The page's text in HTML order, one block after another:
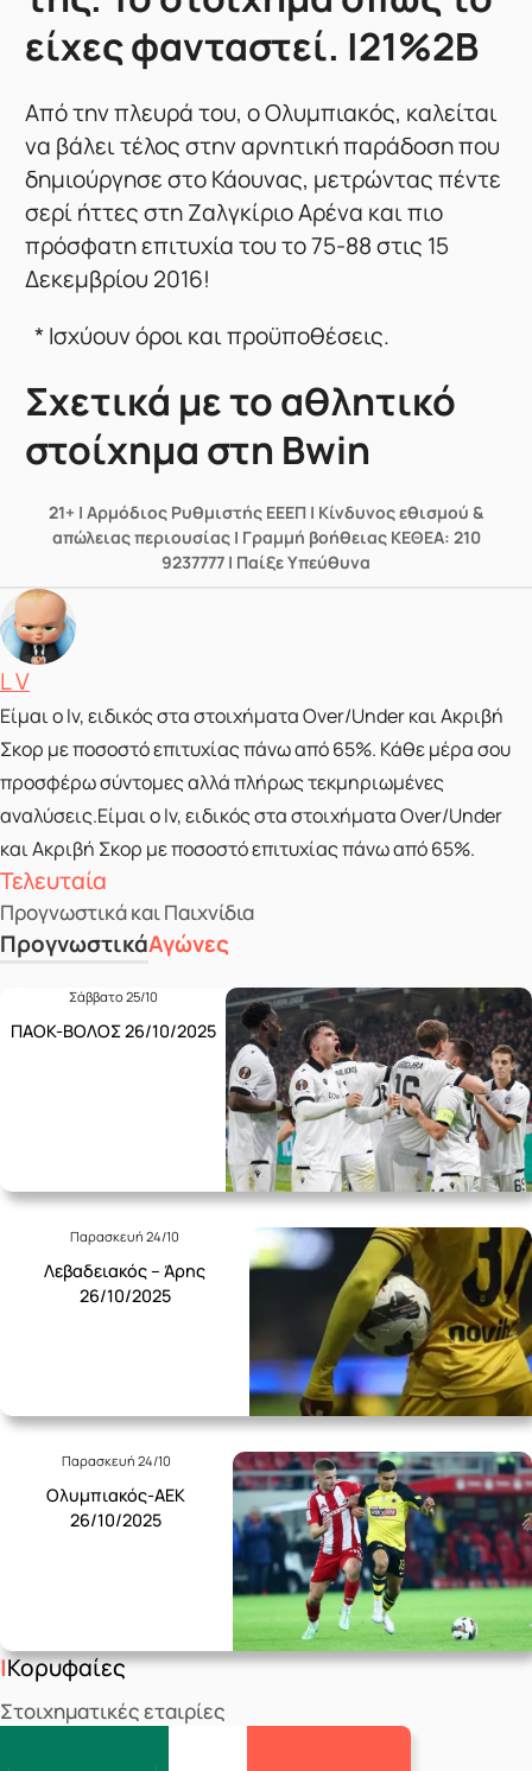
Τελευταία
Προγνωστικά και Παιχνίδια
ΠρογνωστικάΑγώνες
Σάββατο 25/10
ΠΑΟΚ-ΒΟΛΟΣ 26/10/2025
Παρασκευή 24/10
Λεβαδειακός – Άρης
26/10/2025
Παρασκευή 24/10
Ολυμπιακός-ΑΕΚ
26/10/2025
Κορυφαίες
Στοιχηματικές εταιρίες
είχες φανταστεί. |21%2B
Από την πλευρά του, ο Ολυμπιακός, καλείται
να βάλει τέλος στην αρνητική παράδοση που
δημιούργησε στο Κάουνας, μετρώντας πέντε
σερί ήττες στη Ζαλγκίριο Αρένα και πιο
πρόσφατη επιτυχία του το 75-88 στις 15
Δεκεμβρίου 2016!
* Ισχύουν όροι και προϋποθέσεις.
Σχετικά με το αθλητικό
στοίχημα στη Bwin
21+ | Αρμόδιος Ρυθμιστής ΕΕΕΠ | Κίνδυνος εθισμού &
απώλειας περιουσίας | Γραμμή βοήθειας ΚΕΘΕΑ: 210
9237777 | Παίξε Υπεύθυνα
Posted by
L V
Είμαι ο lv, ειδικός στα στοιχήματα Over/Under και Ακριβή
Σκορ με ποσοστό επιτυχίας πάνω από 65%. Κάθε μέρα σου
προσφέρω σύντομες αλλά πλήρως τεκμηριωμένες
αναλύσεις.Είμαι ο lv, ειδικός στα στοιχήματα Over/Under
και Ακριβή Σκορ με ποσοστό επιτυχίας πάνω από 65%.